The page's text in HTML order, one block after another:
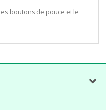
boutons de pouce et le